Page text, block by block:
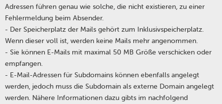
Adressen führen genau wie solche, die nicht existieren, zu einer
Fehlermeldung beim Absender.
- Der Speicherplatz der Mails gehört zum Inklusivspeicherplatz.
Wenn dieser voll ist, werden keine Mails mehr angenommen.
- Sie können E-Mails mit maximal 50 MB Größe verschicken oder
empfangen.
- E-Mail-Adressen für Subdomains können ebenfalls angelegt
werden, jedoch muss die Subdomain als externe Domain angelegt
werden. Nähere Informationen dazu gibts im nachfolgend